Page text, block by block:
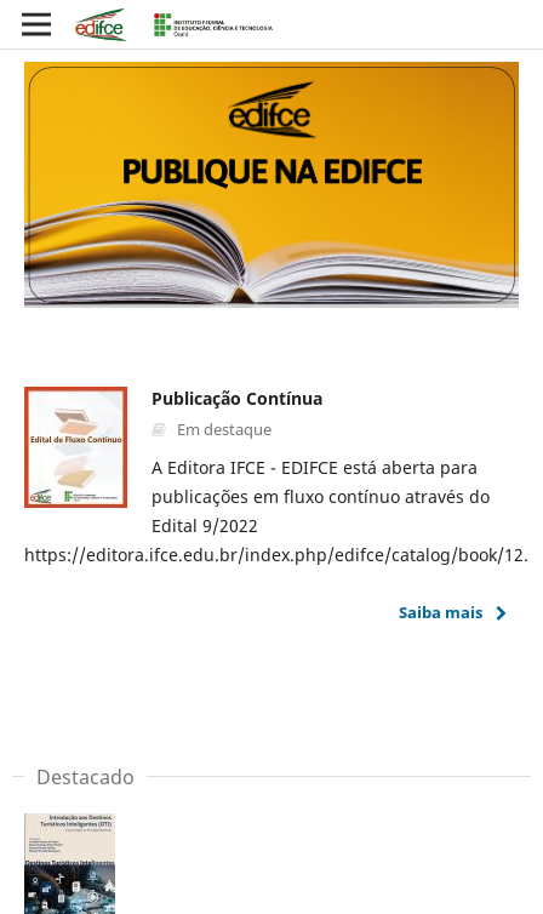
Publicação Contínua
Em destaque
A Editora IFCE - EDIFCE está aberta para
publicações em fluxo contínuo através do
Edital 9/2022
https://editora.ifce.edu.br/index.php/edifce/catalog/book/12.
Saiba mais
Destacado